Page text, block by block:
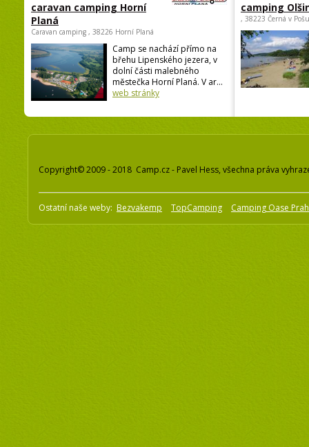
caravan camping Horní
Planá
Caravan camping , 38226 Horní Planá
Camp se nachází přímo na
břehu Lipenského jezera, v
dolní části malebného
městečka Horní Planá. V ar...
web stránky
camping
, 38223 Černá v
Copyright© 2009 - 2018 Camp.cz - Pavel Hess, všechna práva
Ostatní naše weby: Bezvakemp TopCamping Camping Oase